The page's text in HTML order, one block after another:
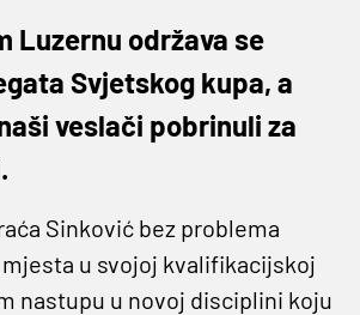
Luzernu održava se
Svjetskog kupa, a
veslači pobrinuli za
Sinković bez problema
u svojoj kvalifikacijskoj
nastupu u novoj disciplini koju